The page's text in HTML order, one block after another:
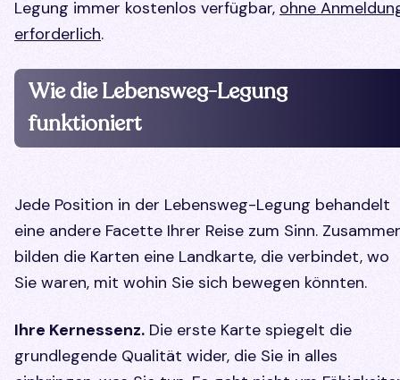
Legung immer kostenlos verfügbar, ohne
erforderlich.
Wie die Lebensweg-Legung
funktioniert
Jede Position in der Lebensweg-Legung behandelt
eine andere Facette Ihrer Reise zum Sinn.
bilden die Karten eine Landkarte, die verbindet, wo
Sie waren, mit wohin Sie sich bewegen könnten.
Ihre Kernessenz. Die erste Karte spiegelt die
grundlegende Qualität wider, die Sie in alles